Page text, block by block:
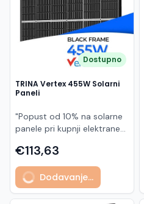
Dostupno
TRINA Vertex 455W Solarni
Paneli
"Popust od 10% na solarne
panele pri kupnji elektrane
Model TSM-455NEG9R.28
predstavlja napredni
glass/glass N-type solarni
modul s visokom
učinkovitošću, dugim
€113,63
Dodavanje...